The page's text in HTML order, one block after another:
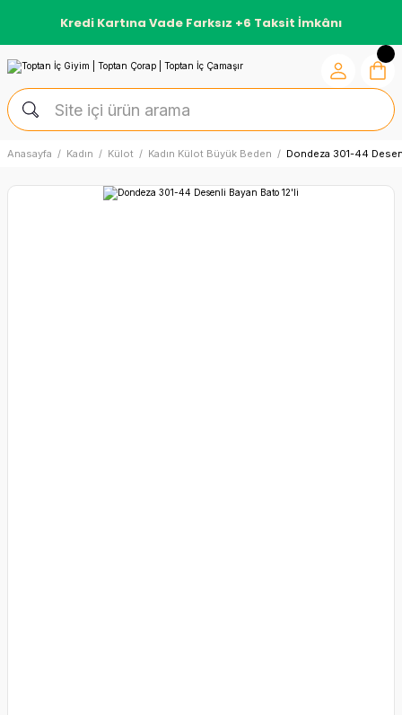
Kredi Kartına Vade Farksız +6 Taksit İmkânı
Anasayfa Kadın Külot Kadın Külot Büyük Beden Dondeza 301-44